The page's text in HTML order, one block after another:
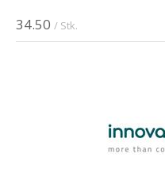
34.50 / Stk.